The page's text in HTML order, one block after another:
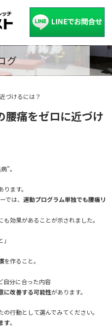
グ
づけるには？
腰痛をゼロに近づけ
”。
ます。
では、 運動プログラム単独でも腰痛リ
も効果があることが示されました。
を作ること。
自分に合った内容
に改善する可能性があります。
行動として選んでみてください。
す。